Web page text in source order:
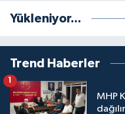
Yükleniyor...
Trend Haberler
MHP